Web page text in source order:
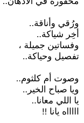
ورُقي وأناقة..
أخِر شياكة..
وفساتين جميلة ،
تفصيل وحياكة..
وصوت أم كلثوم..
ويا صباح الخير..
يا اللي معانا..
اااااه يانا !!